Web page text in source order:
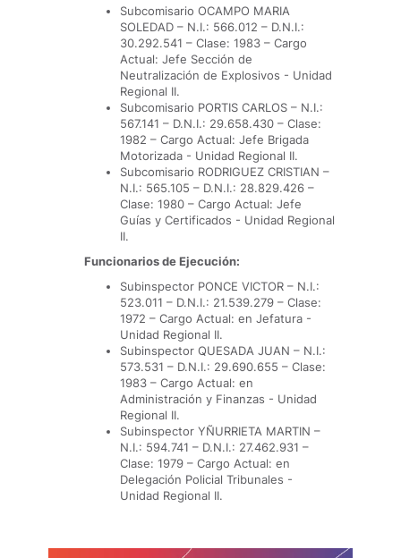
Subcomisario OCAMPO MARIA
SOLEDAD – N.I.: 566.012 – D.N.I.:
30.292.541 – Clase: 1983 – Cargo
Actual: Jefe Sección de
Neutralización de Explosivos - Unidad
Regional II.
Subcomisario PORTIS CARLOS – N.I.:
567.141 – D.N.I.: 29.658.430 – Clase:
1982 – Cargo Actual: Jefe Brigada
Motorizada - Unidad Regional II.
Subcomisario RODRIGUEZ CRISTIAN –
N.I.: 565.105 – D.N.I.: 28.829.426 –
Clase: 1980 – Cargo Actual: Jefe
Guías y Certificados - Unidad Regional
II.
Funcionarios de Ejecución:
Subinspector PONCE VICTOR – N.I.:
523.011 – D.N.I.: 21.539.279 – Clase:
1972 – Cargo Actual: en Jefatura -
Unidad Regional II.
Subinspector QUESADA JUAN – N.I.:
573.531 – D.N.I.: 29.690.655 – Clase:
1983 – Cargo Actual: en
Administración y Finanzas - Unidad
Regional II.
Subinspector YÑURRIETA MARTIN –
N.I.: 594.741 – D.N.I.: 27.462.931 –
Clase: 1979 – Cargo Actual: en
Delegación Policial Tribunales -
Unidad Regional II.